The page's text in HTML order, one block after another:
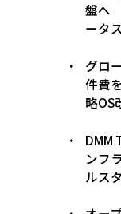
盤へ
ータ
グロ
件費
略OS
DMM
ンフ
ルス